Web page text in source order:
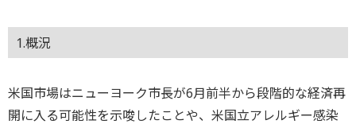
1.概況
米国市場はニューヨーク市長が6月前半から段階的な経済再
開に入る可能性を示唆したことや、米国立アレルギー感染